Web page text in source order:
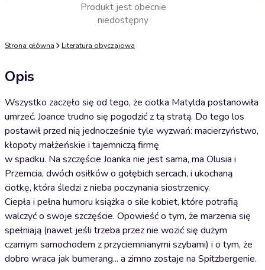
Produkt jest obecnie
niedostępny
Strona główna Literatura obyczajowa
Opis
Wszystko zaczęło się od tego, że ciotka Matylda postanowiła
umrzeć. Joance trudno się pogodzić z tą stratą. Do tego los
postawił przed nią jednocześnie tyle wyzwań: macierzyństwo,
kłopoty małżeńskie i tajemniczą firmę
w spadku. Na szczęście Joanka nie jest sama, ma Olusia i
Przemcia, dwóch osiłków o gołębich sercach, i ukochaną
ciotkę, która śledzi z nieba poczynania siostrzenicy.
Ciepła i pełna humoru książka o sile kobiet, które potrafią
walczyć o swoje szczęście. Opowieść o tym, że marzenia się
spełniają (nawet jeśli trzeba przez nie wozić się dużym
czarnym samochodem z przyciemnianymi szybami) i o tym, że
dobro wraca jak bumerang... a zimno zostaje na Spitzbergenie.